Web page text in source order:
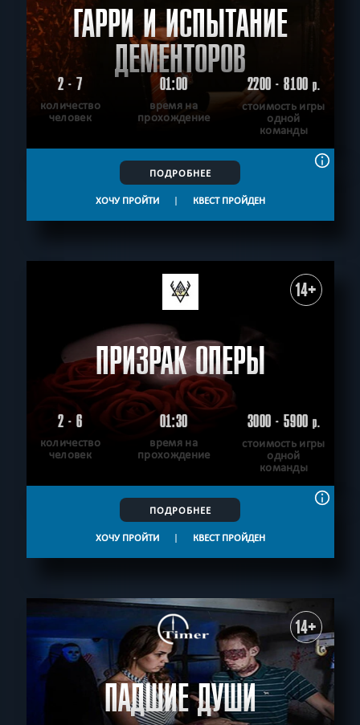
ГАРРИ И ИСПЫТАНИЕ
ДЕМЕНТОРОВ
2 - 7
количество
человек
01:00
время на
прохождение
2200 - 8100р.
стоимость игры
одной
команды
ПОДРОБНЕЕ
ХОЧУ ПРОЙТИ | КВЕСТ ПРОЙДЕН
14+
ПРИЗРАК ОПЕРЫ
2 - 6
количество
человек
01:30
время на
прохождение
3000 - 5900р.
стоимость игры
одной
команды
ПОДРОБНЕЕ
ХОЧУ ПРОЙТИ | КВЕСТ ПРОЙДЕН
14+
ПАДШИЕ ДУШИ